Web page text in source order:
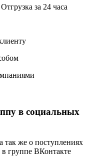
за 24 часа
в социальных
так же о поступлениях
группе ВКонтакте